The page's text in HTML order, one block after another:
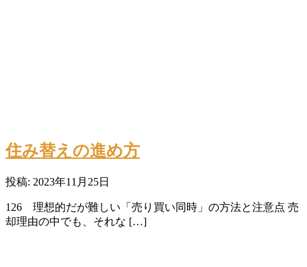
住み替えの進め方
投稿: 2023年11月25日
126 理想的だが難しい「売り買い同時」の方法と注意点 売
却理由の中でも、それな […]